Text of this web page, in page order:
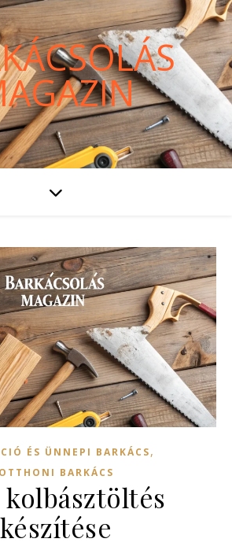
ÉS ÜNNEPI BARKÁCS,
OTTHONI BARKÁCS
kolbásztöltés
készítése